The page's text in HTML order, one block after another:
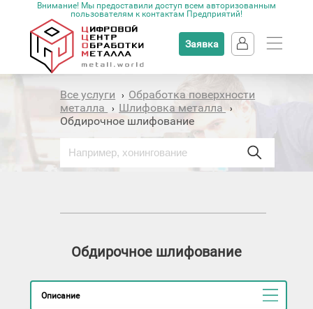
Внимание! Мы предоставили доступ всем авторизованным
пользователям к контактам Предприятий!
Заявка
Все услуги › Обработка поверхности
металла
› Шлифовка металла›
Обдирочное шлифование
Обдирочное шлифование
Описание